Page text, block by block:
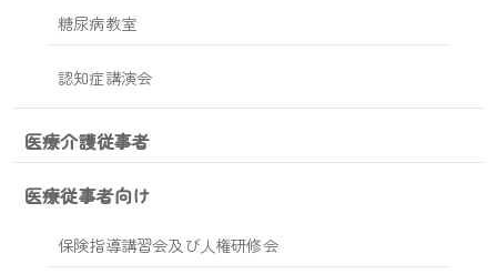
糖尿病教室
認知症講演会
医療介護従事者
医療従事者向け
保険指導講習会及び人権研修会